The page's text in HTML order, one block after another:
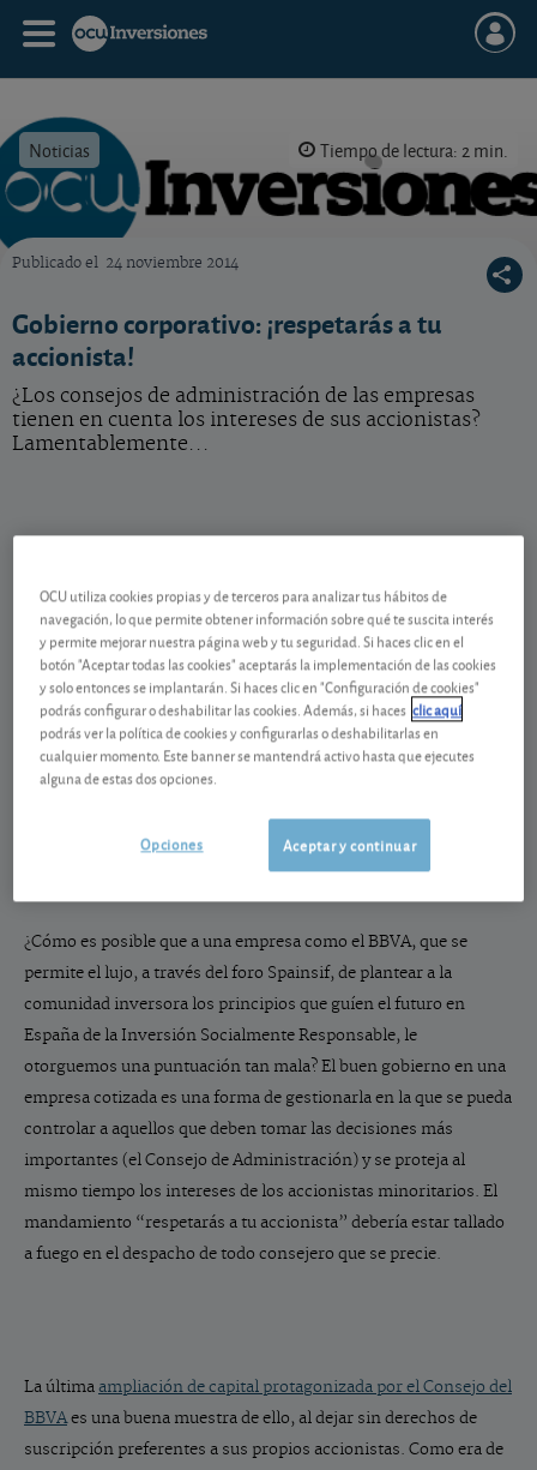
Noticias Tiempo de lectura: 2 min.
Publicado el 24 noviembre 2014
Gobierno corporativo: ¡respetarás a tu
accionista!
¿Los consejos de administración de las empresas
tienen en cuenta los intereses de sus accionistas?
Lamentablemente...
Algunos de nuestros socios se sorprenden ante las pésimas
calificaciones que obtienen algunas empresas españolas en
nuestra valoración de su gobierno corporativo (un 1 para las
menos respetuosas y un 10 para las que consideramos un
ejemplo a seguir). Es el caso del BBVA que obtiene la peor
calificación posible (1) y que dentro del universo de 200
empresas analizadas comparte el desmérito con otras tres
¿Cómo es posible que a una empresa como el BBVA, que se
permite el lujo, a través del foro Spainsif, de plantear a la
comunidad inversora los principios que guíen el futuro en
España de la Inversión Socialmente Responsable, le
otorguemos una puntuación tan mala? El buen gobierno en una
empresa cotizada es una forma de gestionarla en la que se pueda
controlar a aquellos que deben tomar las decisiones más
importantes (el Consejo de Administración) y se proteja al
mismo tiempo los intereses de los accionistas minoritarios. El
mandamiento “respetarás a tu accionista” debería estar tallado
a fuego en el despacho de todo consejero que se precie.
La últimaampliación de capital protagonizada por el Consejo del
BBVAes una buena muestra de ello, al dejar sin derechos de
suscripción preferentes a sus propios accionistas. Como era de
OCU utiliza cookies propias y de terceros para analizar tus hábitos de
navegación, lo que permite obtener información sobre qué te suscita interés
y permite mejorar nuestra página web y tu seguridad. Si haces clic en el
botón "Aceptar todas las cookies" aceptarás la implementación de las cookies
y solo entonces se implantarán. Si haces clic en "Configuración de cookies"
podrás configurar o deshabilitar las cookies. Además, si haces clic aquí
podrás ver la política de cookies y configurarlas o deshabilitarlas en
cualquier momento. Este banner se mantendrá activo hasta que ejecutes
alguna de estas dos opciones.
Aceptar y continuar
Opciones